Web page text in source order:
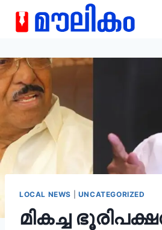
LOCAL NEWS UNCATEGORIZED
മികച്ച